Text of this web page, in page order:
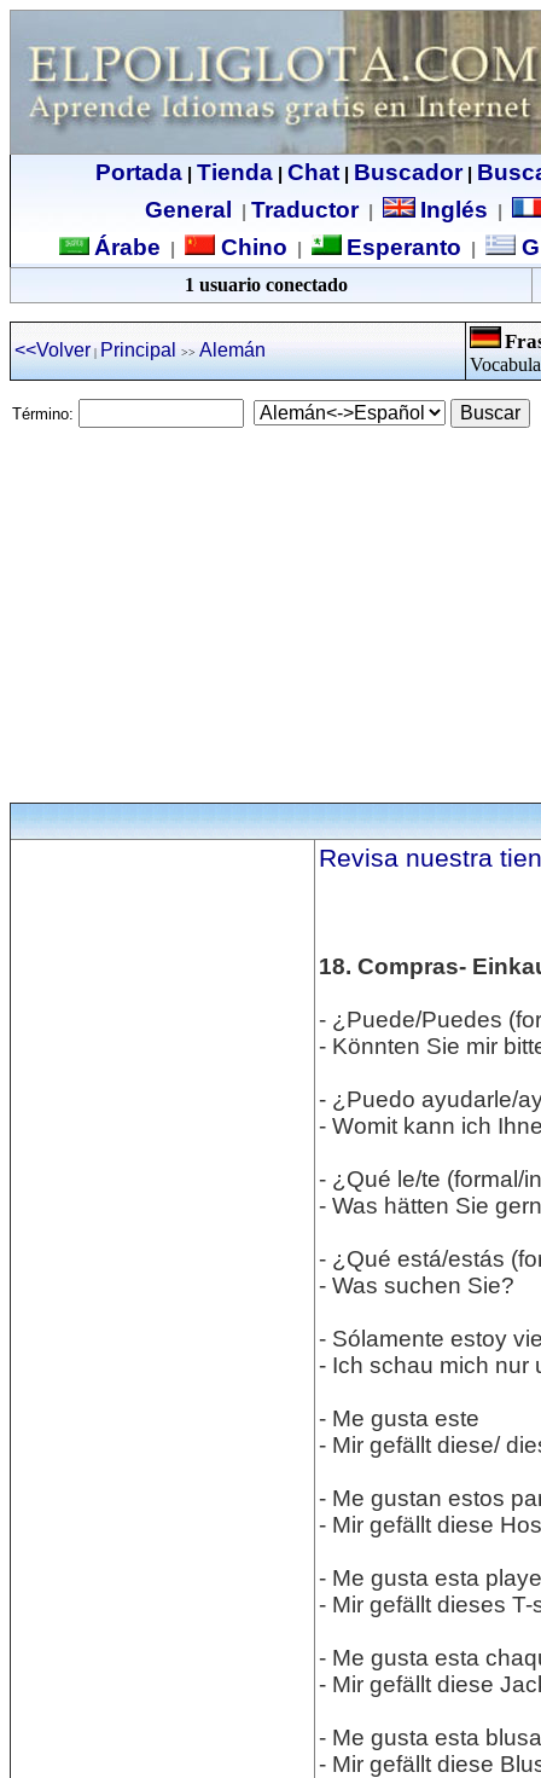
Portada| Tienda| Chat| Buscador|
General
Traductor| Inglés
Árabe Chino Esperanto
1 usuario conectado
<<Volver | Principal >> Alemán
Término:
Revisa nuestra
18. Compras-
- ¿Puede/Puedes
- Könnten Sie mir
- ¿Puedo ayudarle/
- Womit kann ich
- ¿Qué le/te (formal/
- Was hätten Sie
- ¿Qué está/estás
- Was suchen Sie?
- Sólamente estoy
- Ich schau mich nur
- Me gusta este
- Mir gefällt diese/
- Me gustan estos
- Mir gefällt diese
- Me gusta esta
- Mir gefällt dieses T-
- Me gusta esta
- Mir gefällt diese
- Me gusta esta blusa
- Mir gefällt diese